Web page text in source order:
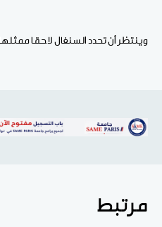
وينتظر أن تحدد السنغال لاحقا
مرتبط